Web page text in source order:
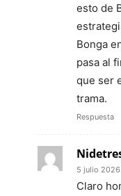
esto de
Bonga
pasa al
que ser
trama.
Respuesta
5 julio 2026
Claro